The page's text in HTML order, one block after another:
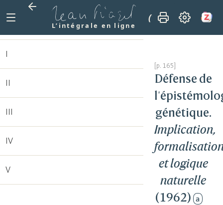
L’intégrale en ligne
(1962) Défense
Défense de
génétique.
Implication,
et logique
naturelle
(1962) a
I
II
III
IV
V